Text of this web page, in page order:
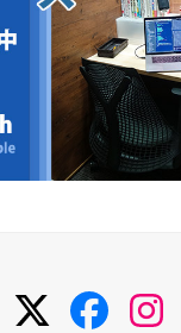
Twitter